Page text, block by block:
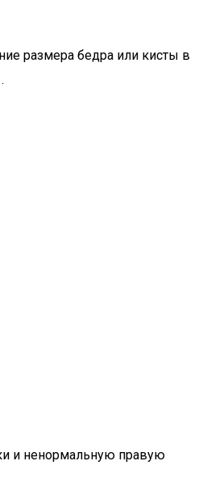
размера бедра или кисты в
и ненормальную правую